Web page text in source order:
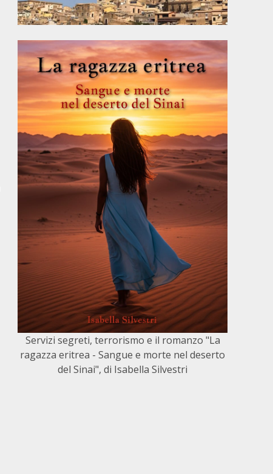
Servizi segreti, terrorismo e il romanzo "La
ragazza eritrea - Sangue e morte nel deserto
del Sinai", di Isabella Silvestri